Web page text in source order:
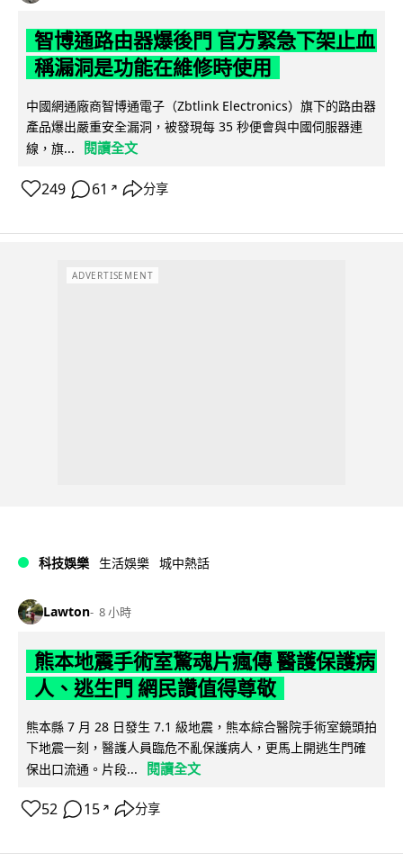
智博通路由器爆後門 官方緊急下架止血
稱漏洞是功能在維修時使用
中國網通廠商智博通電子（Zbtlink Electronics）旗下的路由器
產品爆出嚴重安全漏洞，被發現每 35 秒便會與中國伺服器連
線，旗...
閱讀全文
249 61 ↗ 分享
ADVERTISEMENT
科技娛樂 生活娛樂 城中熱話
Lawton 8 小時
熊本地震手術室驚魂片瘋傳 醫護保護病
人、逃生門 網民讚值得尊敬
熊本縣 7 月 28 日發生 7.1 級地震，熊本綜合醫院手術室鏡頭拍
下地震一刻，醫護人員臨危不亂保護病人，更馬上開逃生門確
保出口流通。片段...
閱讀全文
52 15 ↗ 分享